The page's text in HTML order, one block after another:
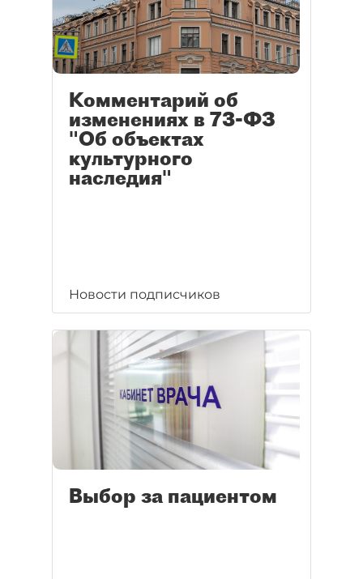
Комментарий об
изменениях в 73-ФЗ
"Об объектах
культурного
наследия"
Новости подписчиков
Выбор за пациентом